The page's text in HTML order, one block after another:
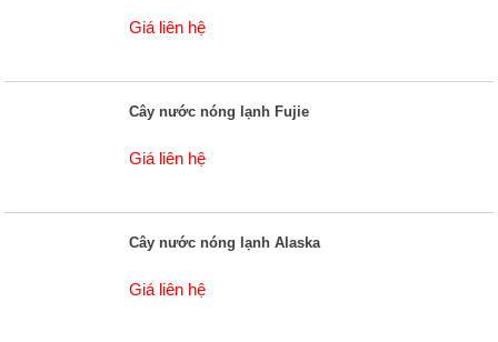
Giá liên hệ
Cây nước nóng lạnh Fujie
Giá liên hệ
Cây nước nóng lạnh Alaska
Giá liên hệ